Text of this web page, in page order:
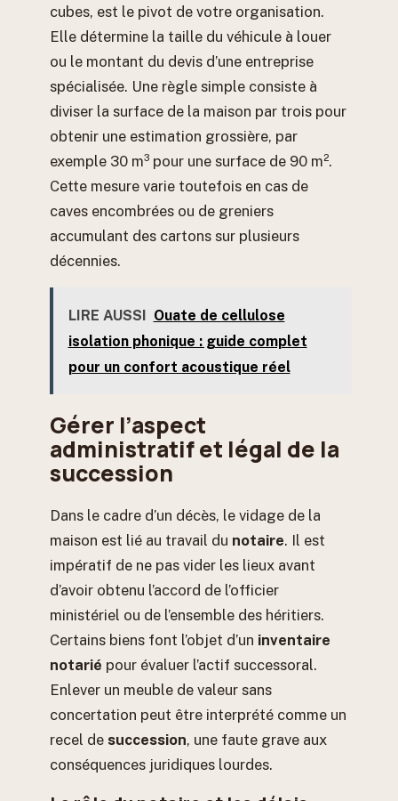
cubes, est le pivot de votre organisation.
Elle détermine la taille du véhicule à louer
ou le montant du devis d’une entreprise
spécialisée. Une règle simple consiste à
diviser la surface de la maison par trois pour
obtenir une estimation grossière, par
exemple 30 m³ pour une surface de 90 m².
Cette mesure varie toutefois en cas de
caves encombrées ou de greniers
accumulant des cartons sur plusieurs
décennies.
LIRE AUSSI Ouate de cellulose
isolation phonique : guide complet
pour un confort acoustique réel
Gérer l’aspect
administratif et légal de la
succession
Dans le cadre d’un décès, le vidage de la
maison est lié au travail du notaire. Il est
impératif de ne pas vider les lieux avant
d’avoir obtenu l’accord de l’officier
ministériel ou de l’ensemble des héritiers.
Certains biens font l’objet d’un inventaire
notarié pour évaluer l’actif successoral.
Enlever un meuble de valeur sans
concertation peut être interprété comme un
recel de succession, une faute grave aux
conséquences juridiques lourdes.